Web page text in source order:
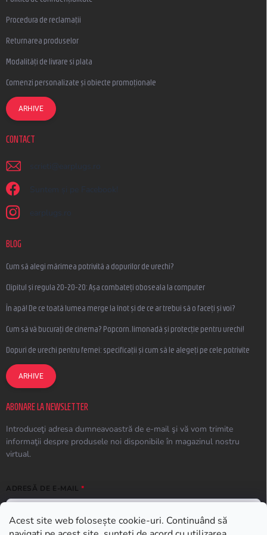
Acest site web folosește cookie-uri. Continuând să
Procedura de reclamații
Returnarea produselor
Modalități de livrare si plata
Comenzi personalizate și obiecte promoționale
ARHIVE
CONTACT
scrieti @ earplugs.ro
Suntem și pe Facebook!
earplugs.ro
BLOG
Cum să alegi mărimea potrivită a dopurilor de urechi?
Clipitul și regula 20-20-20: Așa combateți oboseala la computer
În apă! De ce toată lumea merge la înot și de ce ar trebui să o faceți și voi?
Cum să vă bucurați de cinema? Popcorn, limonadă și protecție pentru urechi!
Dopuri de urechi pentru femei: specificații și cum să le alegeți pe cele potrivite
ARHIVE
ABONARE LA NEWSLETTER
Introduceţi adresa dumneavoastră de e-mail şi vă vom trimite
informaţii despre produsele noi disponibile în magazinul nostru
virtual.
ADRESĂ DE E-MAIL